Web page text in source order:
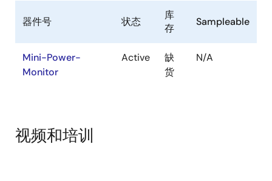
器件号 状态
库
存
Sampleable
Mini-Power-
Monitor
Active
缺
货
N/A
视频和培训